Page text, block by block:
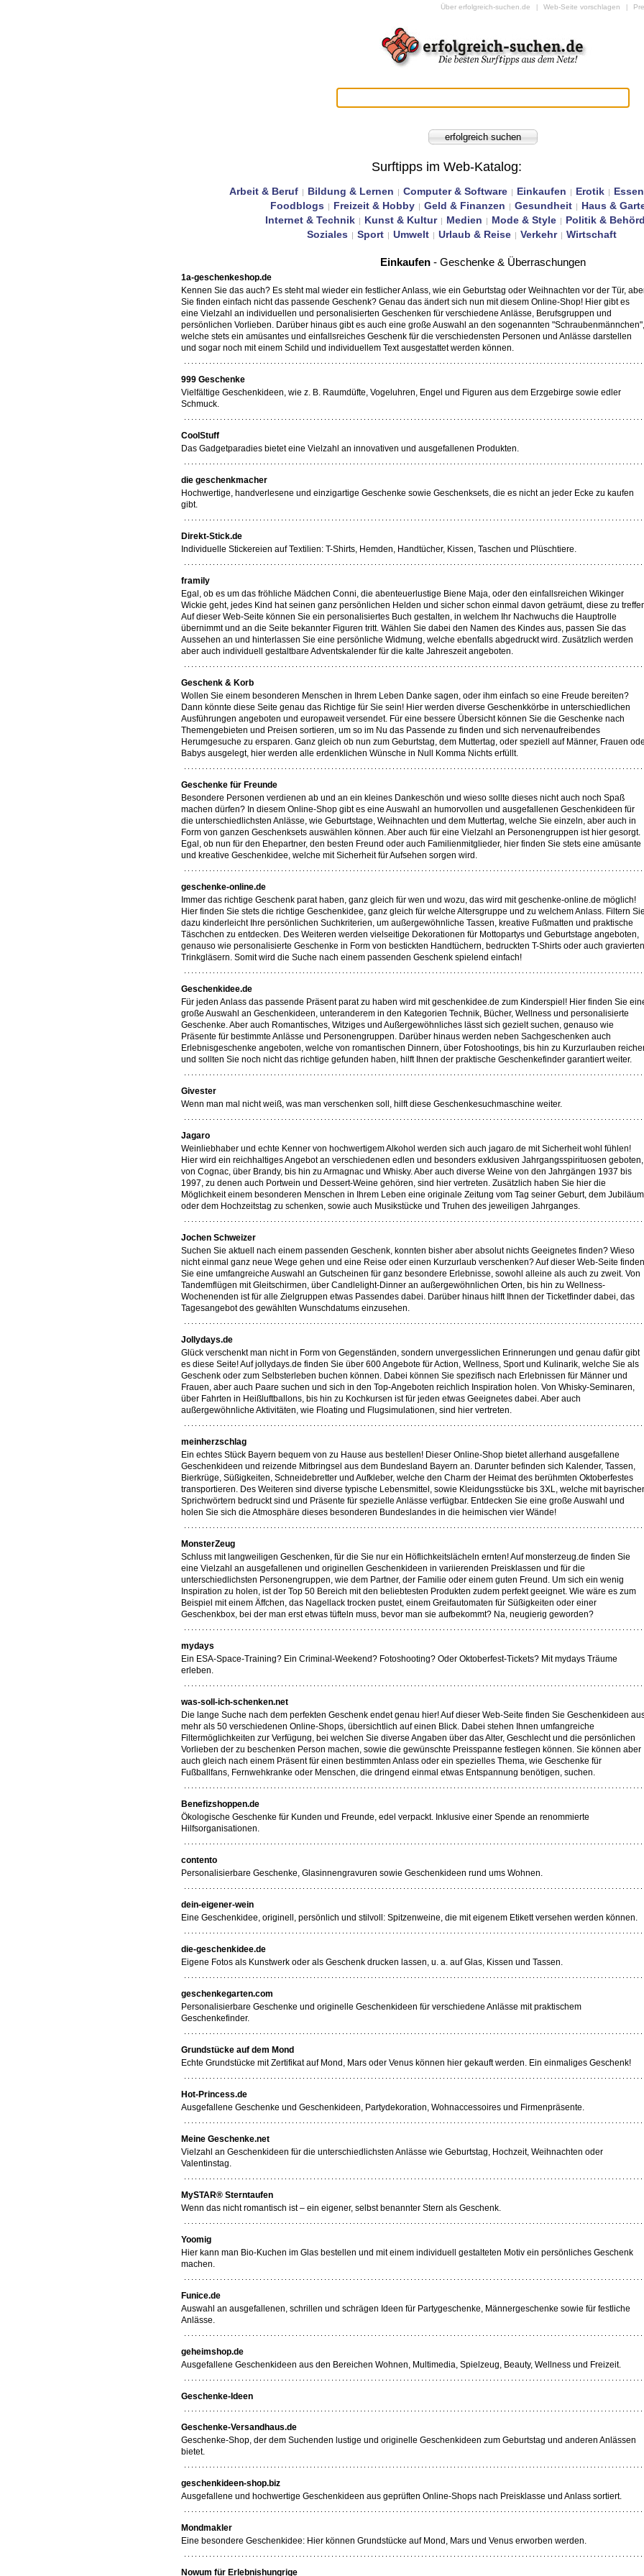
Über erfolgreich-suchen.de Web-Seite vorschlagen
Surftipps im Web-Katalog:
Arbeit & Beruf | Bildung & Lernen | Computer & Software | Einkaufen | Erotik |
Foodblogs | Freizeit & Hobby | Geld & Finanzen | Gesundheit | Haus &
Internet & Technik | Kunst & Kultur | Medien | Mode & Style | Politik &
Soziales | Sport | Umwelt | Urlaub & Reise | Verkehr | Wirtschaft
Einkaufen - Geschenke & Überraschungen
1a-geschenkeshop.de
Kennen Sie das auch? Es steht mal wieder ein festlicher Anlass, wie ein Geburtstag oder Weihnachten vor der Tür,
Sie finden einfach nicht das passende Geschenk? Genau das ändert sich nun mit diesem Online-Shop! Hier gibt es
eine Vielzahl an individuellen und personalisierten Geschenken für verschiedene Anlässe, Berufsgruppen und
persönlichen Vorlieben. Darüber hinaus gibt es auch eine große Auswahl an den sogenannten "Schraubenmännchen",
welche stets ein amüsantes und einfallsreiches Geschenk für die verschiedensten Personen und Anlässe darstellen
und sogar noch mit einem Schild und individuellem Text ausgestattet werden können.
999 Geschenke
Vielfältige Geschenkideen, wie z. B. Raumdüfte, Vogeluhren, Engel und Figuren aus dem Erzgebirge sowie edler
Schmuck.
CoolStuff
Das Gadgetparadies bietet eine Vielzahl an innovativen und ausgefallenen Produkten.
die geschenkmacher
Hochwertige, handverlesene und einzigartige Geschenke sowie Geschenksets, die es nicht an jeder Ecke zu kaufen
gibt.
Direkt-Stick.de
Individuelle Stickereien auf Textilien: T-Shirts, Hemden, Handtücher, Kissen, Taschen und Plüschtiere.
framily
Egal, ob es um das fröhliche Mädchen Conni, die abenteuerlustige Biene Maja, oder den einfallsreichen Wikinger
Wickie geht, jedes Kind hat seinen ganz persönlichen Helden und sicher schon einmal davon geträumt, diese zu
Auf dieser Web-Seite können Sie ein personalisiertes Buch gestalten, in welchem Ihr Nachwuchs die Hauptrolle
übernimmt und an die Seite bekannter Figuren tritt. Wählen Sie dabei den Namen des Kindes aus, passen Sie das
Aussehen an und hinterlassen Sie eine persönliche Widmung, welche ebenfalls abgedruckt wird. Zusätzlich werden
aber auch individuell gestaltbare Adventskalender für die kalte Jahreszeit angeboten.
Geschenk & Korb
Wollen Sie einem besonderen Menschen in Ihrem Leben Danke sagen, oder ihm einfach so eine Freude bereiten?
Dann könnte diese Seite genau das Richtige für Sie sein! Hier werden diverse Geschenkkörbe in unterschiedlichen
Ausführungen angeboten und europaweit versendet. Für eine bessere Übersicht können Sie die Geschenke nach
Themengebieten und Preisen sortieren, um so im Nu das Passende zu finden und sich nervenaufreibendes
Herumgesuche zu ersparen. Ganz gleich ob nun zum Geburtstag, dem Muttertag, oder speziell auf Männer, Frauen
Babys ausgelegt, hier werden alle erdenklichen Wünsche in Null Komma Nichts erfüllt.
Geschenke für Freunde
Besondere Personen verdienen ab und an ein kleines Dankeschön und wieso sollte dieses nicht auch noch Spaß
machen dürfen? In diesem Online-Shop gibt es eine Auswahl an humorvollen und ausgefallenen Geschenkideen für
die unterschiedlichsten Anlässe, wie Geburtstage, Weihnachten und dem Muttertag, welche Sie einzeln, aber auch in
Form von ganzen Geschenksets auswählen können. Aber auch für eine Vielzahl an Personengruppen ist hier gesorgt.
Egal, ob nun für den Ehepartner, den besten Freund oder auch Familienmitglieder, hier finden Sie stets eine amüsante
und kreative Geschenkidee, welche mit Sicherheit für Aufsehen sorgen wird.
geschenke-online.de
Immer das richtige Geschenk parat haben, ganz gleich für wen und wozu, das wird mit geschenke-online.de möglich!
Hier finden Sie stets die richtige Geschenkidee, ganz gleich für welche Altersgruppe und zu welchem Anlass. Filtern Sie
dazu kinderleicht Ihre persönlichen Suchkriterien, um außergewöhnliche Tassen, kreative Fußmatten und praktische
Täschchen zu entdecken. Des Weiteren werden vielseitige Dekorationen für Mottopartys und Geburtstage angeboten,
genauso wie personalisierte Geschenke in Form von bestickten Handtüchern, bedruckten T-Shirts oder auch gravierten
Trinkgläsern. Somit wird die Suche nach einem passenden Geschenk spielend einfach!
Geschenkidee.de
Für jeden Anlass das passende Präsent parat zu haben wird mit geschenkidee.de zum Kinderspiel! Hier finden Sie
große Auswahl an Geschenkideen, unteranderem in den Kategorien Technik, Bücher, Wellness und personalisierte
Geschenke. Aber auch Romantisches, Witziges und Außergewöhnliches lässt sich gezielt suchen, genauso wie
Präsente für bestimmte Anlässe und Personengruppen. Darüber hinaus werden neben Sachgeschenken auch
Erlebnisgeschenke angeboten, welche von romantischen Dinnern, über Fotoshootings, bis hin zu Kurzurlauben
und sollten Sie noch nicht das richtige gefunden haben, hilft Ihnen der praktische Geschenkefinder garantiert weiter.
Givester
Wenn man mal nicht weiß, was man verschenken soll, hilft diese Geschenkesuchmaschine weiter.
Jagaro
Weinliebhaber und echte Kenner von hochwertigem Alkohol werden sich auch jagaro.de mit Sicherheit wohl fühlen!
Hier wird ein reichhaltiges Angebot an verschiedenen edlen und besonders exklusiven Jahrgangsspirituosen geboten,
von Cognac, über Brandy, bis hin zu Armagnac und Whisky. Aber auch diverse Weine von den Jahrgängen 1937 bis
1997, zu denen auch Portwein und Dessert-Weine gehören, sind hier vertreten. Zusätzlich haben Sie hier die
Möglichkeit einem besonderen Menschen in Ihrem Leben eine originale Zeitung vom Tag seiner Geburt, dem Jubiläum
oder dem Hochzeitstag zu schenken, sowie auch Musikstücke und Truhen des jeweiligen Jahrganges.
Jochen Schweizer
Suchen Sie aktuell nach einem passenden Geschenk, konnten bisher aber absolut nichts Geeignetes finden? Wieso
nicht einmal ganz neue Wege gehen und eine Reise oder einen Kurzurlaub verschenken? Auf dieser Web-Seite finden
Sie eine umfangreiche Auswahl an Gutscheinen für ganz besondere Erlebnisse, sowohl alleine als auch zu zweit. Von
Tandemflügen mit Gleitschirmen, über Candlelight-Dinner an außergewöhnlichen Orten, bis hin zu Wellness-
Wochenenden ist für alle Zielgruppen etwas Passendes dabei. Darüber hinaus hilft Ihnen der Ticketfinder dabei, das
Tagesangebot des gewählten Wunschdatums einzusehen.
Jollydays.de
Glück verschenkt man nicht in Form von Gegenständen, sondern unvergesslichen Erinnerungen und genau dafür gibt
es diese Seite! Auf jollydays.de finden Sie über 600 Angebote für Action, Wellness, Sport und Kulinarik, welche Sie als
Geschenk oder zum Selbsterleben buchen können. Dabei können Sie spezifisch nach Erlebnissen für Männer und
Frauen, aber auch Paare suchen und sich in den Top-Angeboten reichlich Inspiration holen. Von Whisky-Seminaren,
über Fahrten in Heißluftballons, bis hin zu Kochkursen ist für jeden etwas Geeignetes dabei. Aber auch
außergewöhnliche Aktivitäten, wie Floating und Flugsimulationen, sind hier vertreten.
meinherzschlag
Ein echtes Stück Bayern bequem von zu Hause aus bestellen! Dieser Online-Shop bietet allerhand ausgefallene
Geschenkideen und reizende Mitbringsel aus dem Bundesland Bayern an. Darunter befinden sich Kalender, Tassen,
Bierkrüge, Süßigkeiten, Schneidebretter und Aufkleber, welche den Charm der Heimat des berühmten Oktoberfestes
transportieren. Des Weiteren sind diverse typische Lebensmittel, sowie Kleidungsstücke bis 3XL, welche mit
Sprichwörtern bedruckt sind und Präsente für spezielle Anlässe verfügbar. Entdecken Sie eine große Auswahl und
holen Sie sich die Atmosphäre dieses besonderen Bundeslandes in die heimischen vier Wände!
MonsterZeug
Schluss mit langweiligen Geschenken, für die Sie nur ein Höflichkeitslächeln ernten! Auf monsterzeug.de finden Sie
eine Vielzahl an ausgefallenen und originellen Geschenkideen in variierenden Preisklassen und für die
unterschiedlichsten Personengruppen, wie dem Partner, der Familie oder einem guten Freund. Um sich ein wenig
Inspiration zu holen, ist der Top 50 Bereich mit den beliebtesten Produkten zudem perfekt geeignet. Wie wäre es zum
Beispiel mit einem Äffchen, das Nagellack trocken pustet, einem Greifautomaten für Süßigkeiten oder einer
Geschenkbox, bei der man erst etwas tüfteln muss, bevor man sie aufbekommt? Na, neugierig geworden?
mydays
Ein ESA-Space-Training? Ein Criminal-Weekend? Fotoshooting? Oder Oktoberfest-Tickets? Mit mydays Träume
erleben.
was-soll-ich-schenken.net
Die lange Suche nach dem perfekten Geschenk endet genau hier! Auf dieser Web-Seite finden Sie Geschenkideen
mehr als 50 verschiedenen Online-Shops, übersichtlich auf einen Blick. Dabei stehen Ihnen umfangreiche
Filtermöglichkeiten zur Verfügung, bei welchen Sie diverse Angaben über das Alter, Geschlecht und die persönlichen
Vorlieben der zu beschenken Person machen, sowie die gewünschte Preisspanne festlegen können. Sie können aber
auch gleich nach einem Präsent für einen bestimmten Anlass oder ein spezielles Thema, wie Geschenke für
Fußballfans, Fernwehkranke oder Menschen, die dringend einmal etwas Entspannung benötigen, suchen.
Benefizshoppen.de
Ökologische Geschenke für Kunden und Freunde, edel verpackt. Inklusive einer Spende an renommierte
Hilfsorganisationen.
contento
Personalisierbare Geschenke, Glasinnengravuren sowie Geschenkideen rund ums Wohnen.
dein-eigener-wein
Eine Geschenkidee, originell, persönlich und stilvoll: Spitzenweine, die mit eigenem Etikett versehen werden können.
die-geschenkidee.de
Eigene Fotos als Kunstwerk oder als Geschenk drucken lassen, u. a. auf Glas, Kissen und Tassen.
geschenkegarten.com
Personalisierbare Geschenke und originelle Geschenkideen für verschiedene Anlässe mit praktischem
Geschenkefinder.
Grundstücke auf dem Mond
Echte Grundstücke mit Zertifikat auf Mond, Mars oder Venus können hier gekauft werden. Ein einmaliges Geschenk!
Hot-Princess.de
Ausgefallene Geschenke und Geschenkideen, Partydekoration, Wohnaccessoires und Firmenpräsente.
Meine Geschenke.net
Vielzahl an Geschenkideen für die unterschiedlichsten Anlässe wie Geburtstag, Hochzeit, Weihnachten oder
Valentinstag.
MySTAR® Sterntaufen
Wenn das nicht romantisch ist – ein eigener, selbst benannter Stern als Geschenk.
Yoomig
Hier kann man Bio-Kuchen im Glas bestellen und mit einem individuell gestalteten Motiv ein persönliches Geschenk
machen.
Funice.de
Auswahl an ausgefallenen, schrillen und schrägen Ideen für Partygeschenke, Männergeschenke sowie für festliche
Anlässe.
geheimshop.de
Ausgefallene Geschenkideen aus den Bereichen Wohnen, Multimedia, Spielzeug, Beauty, Wellness und Freizeit.
Geschenke-Ideen
Geschenke-Versandhaus.de
Geschenke-Shop, der dem Suchenden lustige und originelle Geschenkideen zum Geburtstag und anderen Anlässen
bietet.
geschenkideen-shop.biz
Ausgefallene und hochwertige Geschenkideen aus geprüften Online-Shops nach Preisklasse und Anlass sortiert.
Mondmakler
Eine besondere Geschenkidee: Hier können Grundstücke auf Mond, Mars und Venus erworben werden.
Nowum für Erlebnishungrige